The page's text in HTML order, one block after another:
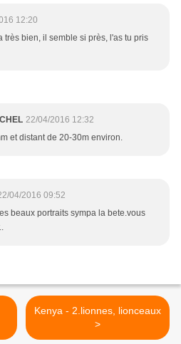
12:20
très bien, il semble si près, l'as tu pris
22/04/2016 12:32
et distant de 20-30m environ.
04/2016 09:52
beaux portraits sympa la bete.vous
Kenya - 2.lionnes, lionceaux
>